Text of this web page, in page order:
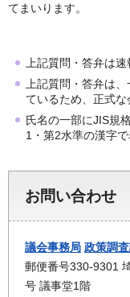
てまいります。
上記質問・答弁は速
上記質問・答弁は
ているため、正式な
氏名の一部にJIS規
1・第2水準の漢字
お問い合わせ
議会事務局 政策調
郵便番号330-9301
号 議事堂1階